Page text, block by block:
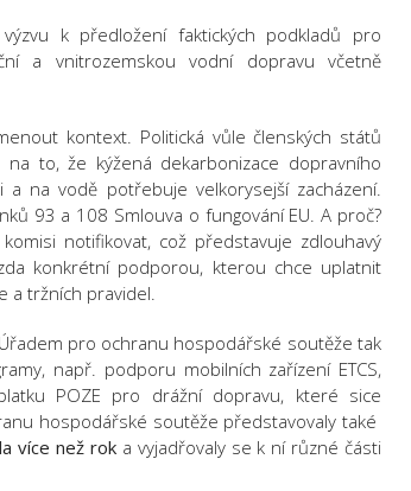
k předložení faktických podkladů pro
a vnitrozemskou vodní dopravu včetně
kontext. Politická vůle členských států
to, že kýžená dekarbonizace dopravního
na vodě potřebuje velkorysejší zacházení.
93 a 108 Smlouva o fungování EU. A proč?
notifikovat, což představuje zdlouhavý
konkrétní podporou, kterou chce uplatnit
a tržních pravidel.
pro ochranu hospodářské soutěže tak
např. podporu mobilních zařízení ETCS,
POZE pro drážní dopravu, které sice
hospodářské soutěže představovaly také
více než roka vyjadřovaly se k ní různé části